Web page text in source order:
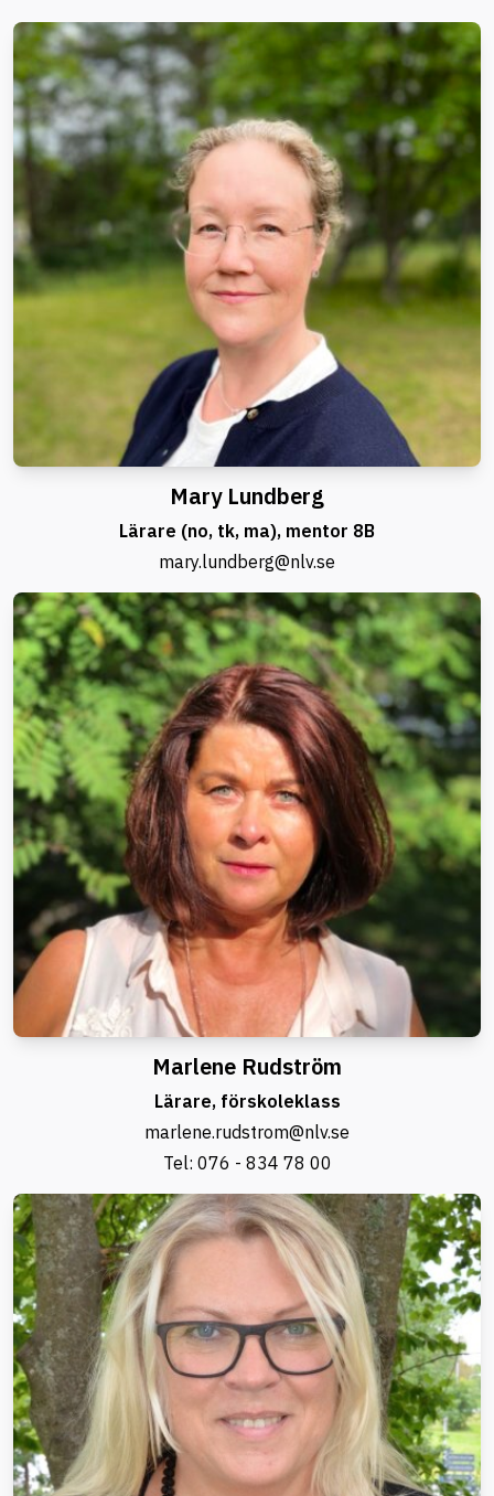
Mary Lundberg
Lärare (no, tk, ma), mentor 8B
mary.lundberg@nlv.se
Marlene Rudström
Lärare, förskoleklass
marlene.rudstrom@nlv.se
Tel: 076 - 834 78 00